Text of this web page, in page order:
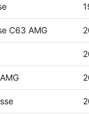
C63 AMG